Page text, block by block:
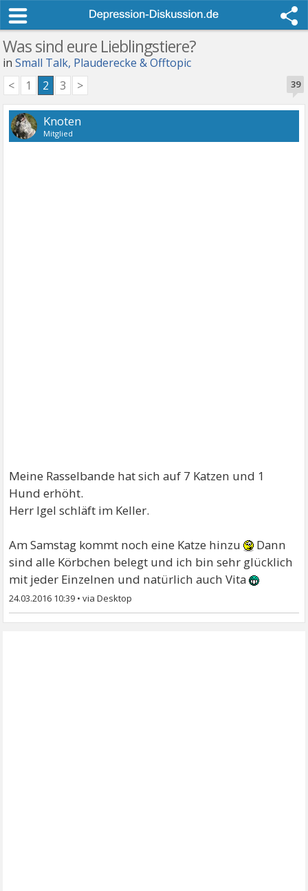
Was sind eure Lieblingstiere?
inSmall Talk, Plauderecke & Offtopic
39
< 1 2 3 >
Knoten
Mitglied
Meine Rasselbande hat sich auf 7 Katzen und 1
Hund erhöht.
Herr Igel schläft im Keller.
Am Samstag kommt noch eine Katze hinzu
Dann
sind alle Körbchen belegt und ich bin sehr glücklich
mit jeder Einzelnen und natürlich auch Vita
24.03.2016 10:39 •